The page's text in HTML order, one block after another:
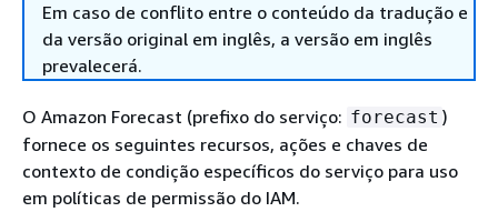
Em caso de conflito entre o conteúdo da tradução e
da versão original em inglês, a versão em inglês
prevalecerá.
O Amazon Forecast (prefixo do serviço: forecast )
fornece os seguintes recursos, ações e chaves de
contexto de condição específicos do serviço para uso
em políticas de permissão do IAM.